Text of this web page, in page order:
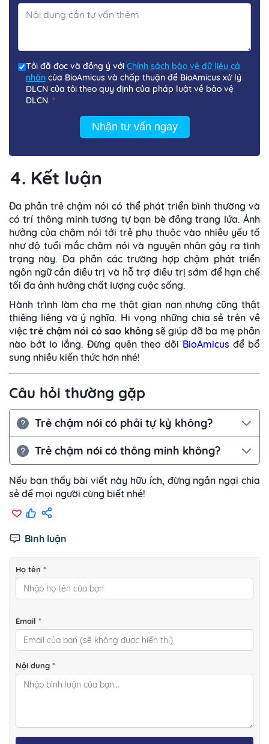
Tôi đã đọc và đồng ý với Chính sách bảo vệ dữ liệu cá
nhân của BioAmicus và chấp thuận để BioAmicus xử lý
DLCN của tôi theo quy định của pháp luật về bảo vệ
DLCN. *
Nhận tư vấn ngay
4. Kết luận
Đa phần trẻ chậm nói có thể phát triển bình thường và
có trí thông minh tương tự bạn bè đồng trang lứa. Ảnh
hưởng của chậm nói tới trẻ phụ thuộc vào nhiều yếu tố
như độ tuổi mắc chậm nói và nguyên nhân gây ra tình
trạng này. Đa phần các trường hợp chậm phát triển
ngôn ngữ cần điều trị và hỗ trợ điều trị sớm để hạn chế
tối đa ảnh hưởng chất lượng cuộc sống.
Hành trình làm cha mẹ thật gian nan nhưng cũng thật
thiêng liêng và ý nghĩa. Hi vọng những chia sẻ trên về
việctrẻ chậm nói có sao không sẽ giúp đỡ ba mẹ phần
nào bớt lo lắng. Đừng quên theo dõi BioAmicus để bổ
sung nhiều kiến thức hơn nhé!
Câu hỏi thường gặp
Trẻ chậm nói có phải tự kỷ không?
Không phải tất cả trẻ chậm nói đều mắc rối loạn
phổ tự kỷ. Tuy nhiên chậm nói có thể là dấu hiệu sớm
của tự kỷ nếu trẻ kèm theo các biểu hiện như ít giao
tiếp mắt, không phản ứng khi gọi tên hoặc có hành vi
lặp lại,...
Trẻ chậm nói có thông minh không?
Nhiều trẻ chậm nói vẫn có trí thông minh bình
thường. Một số trẻ chỉ chậm phát triển ngôn ngữ
biểu đạt nhưng vẫn hiểu tốt lời nói của người khác.
Nếu bạn thấy bài viết này hữu ích, đừng ngần ngại chia
sẻ để mọi người cùng biết nhé!
Bình luận
Họ tên *
Email *
Nội dung *